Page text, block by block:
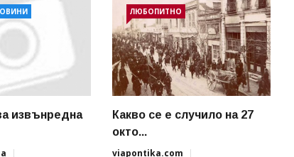
извънредна
ЛЮБОПИТНО
Какво се е случило на 27
окто...
viapontika.com